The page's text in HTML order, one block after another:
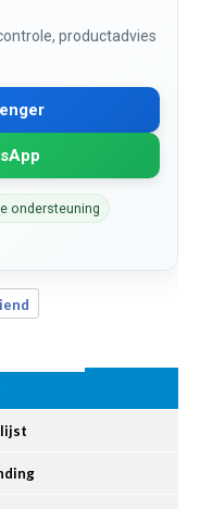
productadvies
ondersteuning